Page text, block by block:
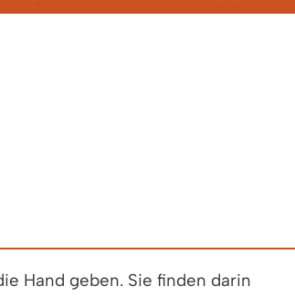
Hand geben. Sie finden darin